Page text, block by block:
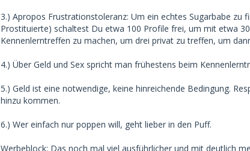
3.) Apropos Frustrationstoleranz: Um ein echtes Sugarbabe zu
Prostituierte) schaltest Du etwa 100 Profile frei, um mit etwa
Kennenlerntreffen zu machen, um drei privat zu treffen, um
4.) Über Geld und Sex spricht man frühestens beim
5.) Geld ist eine notwendige, keine hinreichende Bedingung.
hinzu kommen.
6.) Wer einfach nur poppen will, geht lieber in den Puff.
Werbeblock: Das noch mal viel ausführlicher und mit deutlich